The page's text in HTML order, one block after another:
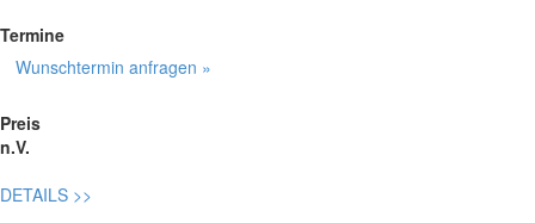
Termine
Wunschtermin anfragen »
Preis
n.V.
DETAILS >>